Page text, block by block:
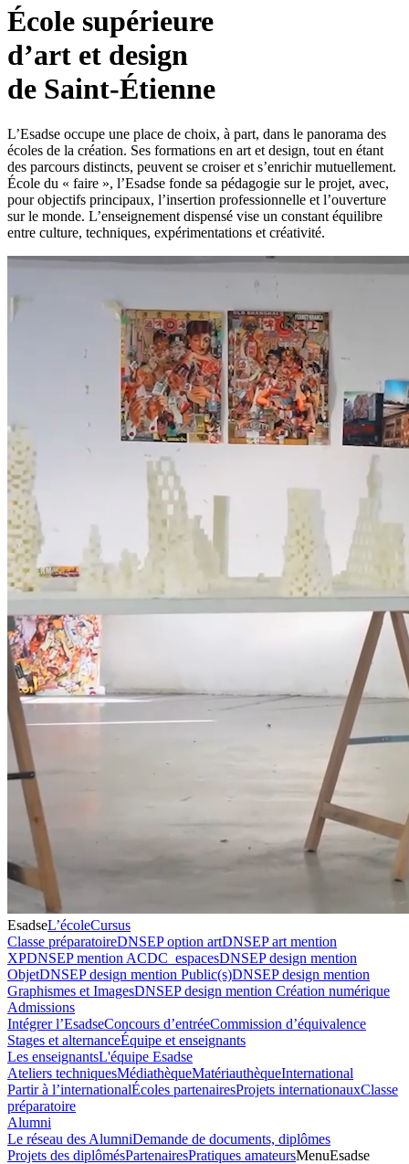
École supérieure
d’art et design
de Saint-Étienne
L’Esadse occupe une place de choix, à part, dans le panorama des
écoles de la création. Ses formations en art et design, tout en étant
des parcours distincts, peuvent se croiser et s’enrichir mutuellement.
École du « faire », l’Esadse fonde sa pédagogie sur le projet, avec,
pour objectifs principaux, l’insertion professionnelle et l’ouverture
sur le monde. L’enseignement dispensé vise un constant équilibre
entre culture, techniques, expérimentations et créativité.
EsadseL’écoleCursus
Classe préparatoireDNSEP option artDNSEP art mention
XPDNSEP mention ACDC_espacesDNSEP design mention
ObjetDNSEP design mention Public(s)DNSEP design mention
Graphismes et ImagesDNSEP design mention Création numérique
Admissions
Intégrer l’EsadseConcours d’entréeCommission d’équivalence
Stages et alternanceÉquipe et enseignants
Les enseignantsL'équipe Esadse
Ateliers techniquesMédiathèqueMatériauthèqueInternational
Partir à l’internationalÉcoles partenairesProjets internationauxClasse
préparatoire
Alumni
Le réseau des AlumniDemande de documents, diplômes
Projets des diplômésPartenairesPratiques amateursMenuEsadse